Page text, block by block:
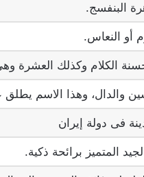
البنفسج.
أو النعاس.
حسنة الكلام وكذلك العشرة
والدال، وهذا الاسم يطلق
فى دولة إيران
المتميز برائحة ذكية.